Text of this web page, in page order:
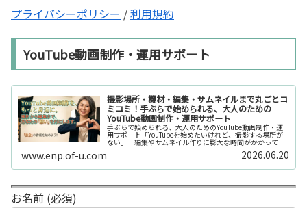
プライバシーポリシー /利用規約
YouTube動画制作・運用サポート
撮影場所・機材・編集・サムネイルまで丸ごとコ
ミコミ！手ぶらで始められる、大人のための
YouTube動画制作・運用サポート
手ぶらで始められる、大人のためのYouTube動画制作・運
用サポート「YouTubeを始めたいけれど、撮影する場所が
ない」「編集やサムネイル作りに膨大な時間がかかって長
続きしない」「機材を揃えるだけで何万円もかかってしま
www.enp.of-u.com 2026.06.20
お名前 (必須)